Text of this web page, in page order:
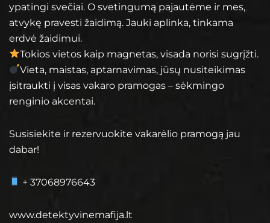
ypatingi svečiai. O svetingumą pajautėme ir mes,
atvykę pravesti žaidimą. Jauki aplinka, tinkama
erdvė žaidimui.
Tokios vietos kaip magnetas, visada norisi sugrįžti.
Vieta, maistas, aptarnavimas, jūsų nusiteikimas
įsitraukti į visas vakaro pramogas – sėkmingo
renginio akcentai.
Susisiekite ir rezervuokite vakarėlio pramogą jau
dabar!
+ 37068976643
www.detektyvinemafija.lt